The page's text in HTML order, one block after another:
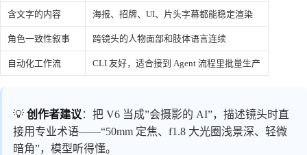
含文字的内容 海报、招牌、UI、片头字幕都能稳定渲染
角色一致性叙事 跨镜头的人物面部和肢体语言连续
自动化工作流 CLI 友好，适合接到 Agent 流程里批量生产
💡 创作者建议 ：把 V6 当成”会摄影的 AI”，描述镜头时直
接用专业术语——“50mm 定焦、f1.8 大光圈浅景深、轻微
暗角”，模型听得懂。